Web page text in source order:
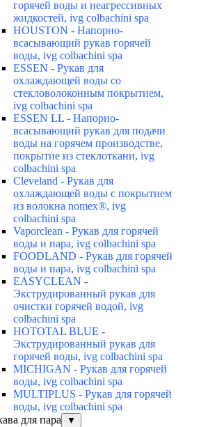
горячей воды и неагрессивных
жидкостей, ivg colbachini spa
HOUSTON - Напорно-
всасывающий рукав горячей
воды, ivg colbachini spa
ESSEN - Рукав для
охлаждающей воды со
стекловолоконным покрытием,
ivg colbachini spa
ESSEN LL - Напорно-
всасывающий рукав для подачи
воды на горячем производстве,
покрытие из стеклоткани, ivg
colbachini spa
Cleveland - Рукав для
охлаждающей воды с покрытием
из волокна nomex®, ivg
colbachini spa
Vaporclean - Рукав для горячей
воды и пара, ivg colbachini spa
FOODLAND - Рукав для горячей
воды и пара, ivg colbachini spa
EASYCLEAN -
Экструдированный рукав для
очистки горячей водой, ivg
colbachini spa
HOTOTAL BLUE -
Экструдированный рукав для
горячей воды, ivg colbachini spa
MICHIGAN - Рукав для горячей
воды, ivg colbachini spa
MULTIPLUS - Рукав для горячей
воды, ivg colbachini spa
для пара
▼